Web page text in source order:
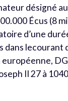
désigné
Écus (8
d’une
lecourant
européenne,
II 27 à